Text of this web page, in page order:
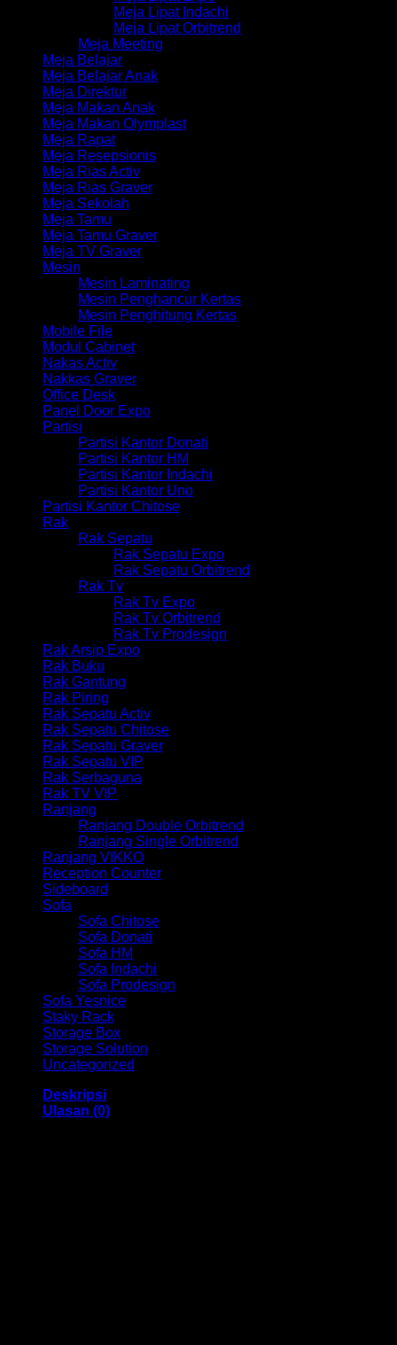
Meja Lipat Indachi
Meja Lipat Orbitrend
Meja Meeting
Meja Belajar
Meja Belajar Anak
Meja Direktur
Meja Makan Anak
Meja Makan Olymplast
Meja Rapat
Meja Resepsionis
Meja Rias Activ
Meja Rias Graver
Meja Sekolah
Meja Tamu
Meja Tamu Graver
Meja TV Graver
Mesin
Mesin Laminating
Mesin Penghancur Kertas
Mesin Penghitung Kertas
Mobile File
Modul Cabinet
Nakas Activ
Nakkas Graver
Office Desk
Panel Door Expo
Partisi
Partisi Kantor Donati
Partisi Kantor HM
Partisi Kantor Indachi
Partisi Kantor Uno
Partisi Kantor Chitose
Rak
Rak Sepatu
Rak Sepatu Expo
Rak Sepatu Orbitrend
Rak Tv
Rak Tv Expo
Rak Tv Orbitrend
Rak Tv Prodesign
Rak Arsip Expo
Rak Buku
Rak Gantung
Rak Piring
Rak Sepatu Activ
Rak Sepatu Chitose
Rak Sepatu Graver
Rak Sepatu VIP
Rak Serbaguna
Rak TV VIP
Ranjang
Ranjang Double Orbitrend
Ranjang Single Orbitrend
Ranjang VIKKO
Reception Counter
Sideboard
Sofa
Sofa Chitose
Sofa Donati
Sofa HM
Sofa Indachi
Sofa Prodesign
Sofa Yesnice
Staky Rack
Storage Box
Storage Solution
Uncategorized
Deskripsi
Ulasan (0)